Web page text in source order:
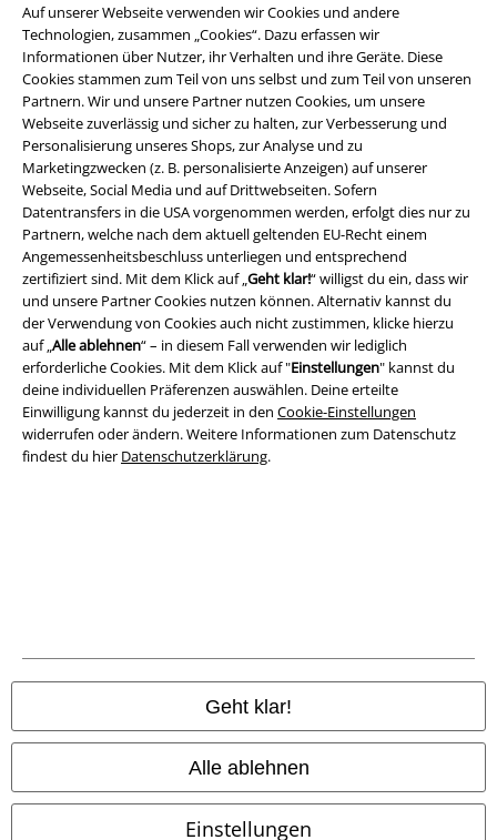
Auf unserer Webseite verwenden wir Cookies und andere
Technologien, zusammen „Cookies“. Dazu erfassen wir
Informationen über Nutzer, ihr Verhalten und ihre Geräte. Diese
Cookies stammen zum Teil von uns selbst und zum Teil von unseren
Partnern. Wir und unsere Partner nutzen Cookies, um unsere
Webseite zuverlässig und sicher zu halten, zur Verbesserung und
Personalisierung unseres Shops, zur Analyse und zu
Marketingzwecken (z. B. personalisierte Anzeigen) auf unserer
Webseite, Social Media und auf Drittwebseiten. Sofern
Datentransfers in die USA vorgenommen werden, erfolgt dies nur zu
Partnern, welche nach dem aktuell geltenden EU-Recht einem
Angemessenheitsbeschluss unterliegen und entsprechend
zertifiziert sind. Mit dem Klick auf „ Geht klar!“ willigst du ein, dass wir
und unsere Partner Cookies nutzen können. Alternativ kannst du
der Verwendung von Cookies auch nicht zustimmen, klicke hierzu
auf „ Alle ablehnen“ – in diesem Fall verwenden wir lediglich
erforderliche Cookies. Mit dem Klick auf "Einstellungen" kannst du
deine individuellen Präferenzen auswählen. Deine erteilte
Einwilligung kannst du jederzeit in den Cookie-Einstellungen
widerrufen oder ändern. Weitere Informationen zum Datenschutz
findest du hier Datenschutzerklärung.
Geht klar!
Alle ablehnen
Einstellungen
Rechtliches
AGB
Impressum
Datenschutz
Entsorgung und Umweltschutz
Alle Preise inkl. gesetzlicher Mehrwertsteuer, zzgl.Versandkosten
© 1986-2026 E.M.P. Merchandising HGmbH
EMP Online Shops